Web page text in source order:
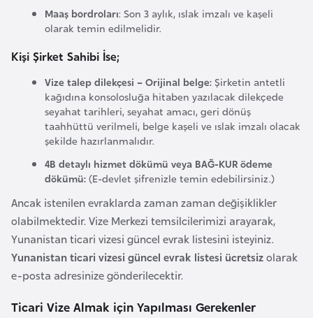
Maaş bordroları: Son 3 aylık, ıslak imzalı ve kaşeli
olarak temin edilmelidir.
Kişi Şirket Sahibi İse;
Vize talep dilekçesi – Orijinal belge:Şirketin antetli
kağıdına konsolosluğa hitaben yazılacak dilekçede
seyahat tarihleri, seyahat amacı, geri dönüş
taahhüttü verilmeli, belge kaşeli ve ıslak imzalı olacak
şekilde hazırlanmalıdır.
4B detaylı hizmet dökümü veya BAĞ-KUR ödeme
dökümü:(E-devlet şifrenizle temin edebilirsiniz.)
Ancak istenilen evraklarda zaman zaman değişiklikler
olabilmektedir. Vize Merkezi temsilcilerimizi arayarak,
Yunanistan ticari vizesi güncel evrak listesini isteyiniz.
Yunanistan ticari vizesi güncel evrak listesi ücretsizolarak
e-posta adresinize gönderilecektir.
Ticari Vize Almak için Yapılması Gerekenler
y
a
y
i
r
C